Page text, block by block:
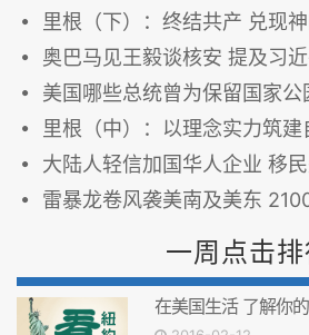
里根（下）：终结共产 兑现
奥巴马见王毅谈核安 提及习
美国哪些总统曾为保留国家公
里根（中）：以理念实力筑建
大陆人轻信加国华人企业 移
雷暴龙卷风袭美南及美东
一周点击排
在美国生活 了解你